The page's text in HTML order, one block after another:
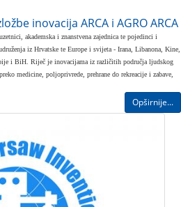
inovacija ARCA i AGRO ARCA
akademska i znanstvena zajednica te pojedinci i
iz Hrvatske te Europe i svijeta - Irana, Libanona, Kine,
i BiH. Riječ je inovacijama iz različitih područja ljudskog
medicine, poljoprivrede, prehrane do rekreacije i zabave,
Opširnije...